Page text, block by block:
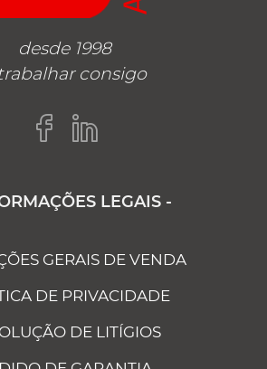
desde 1998
consigo
LEGAIS -
GERAIS DE VENDA
DE PRIVACIDADE
DE LITÍGIOS